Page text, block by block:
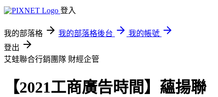
登入
我的部落格 我的部落格後台
我的帳號
登出
艾蛙聯合行銷團隊 財經企管
【2021工商廣告時間】蘊揚聯